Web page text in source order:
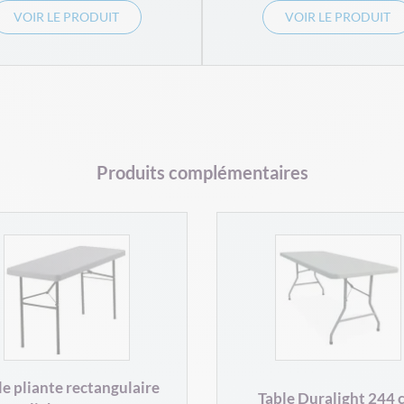
VOIR LE PRODUIT VOIR LE PRODUIT
Produits complémentaires
pliante rectangulaire
Table Duralight 244